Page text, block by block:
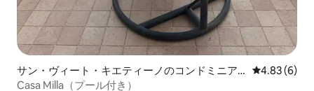
サン・ヴィート・キエティーノのコンドミニア
ム
レビュー6
4.83 (6)
Casa Milla（プール付き）